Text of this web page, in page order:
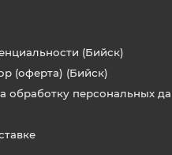
(Бийск)
(оферта) (Бийск)
обработку персональных